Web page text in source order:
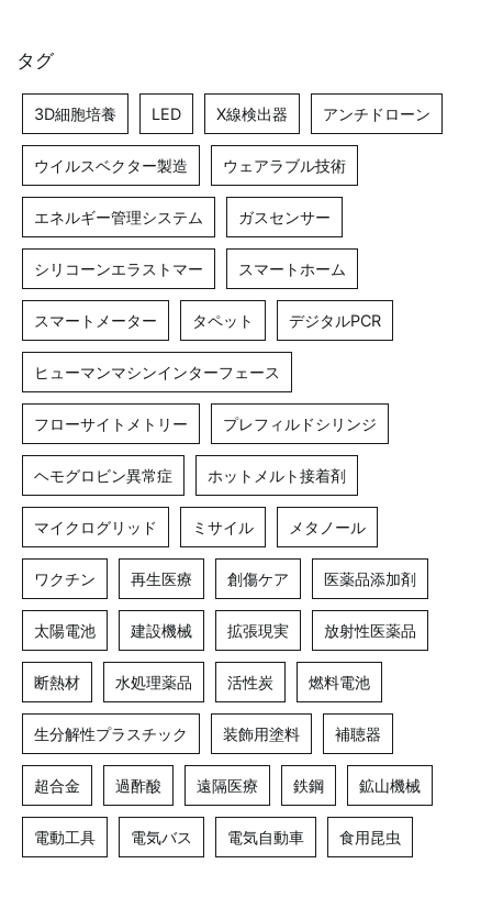
タグ
3D細胞培養 LED X線検出器 アンチドローン
ウイルスベクター製造 ウェアラブル技術
エネルギー管理システム ガスセンサー
シリコーンエラストマー スマートホーム
スマートメーター タペット デジタルPCR
ヒューマンマシンインターフェース
フローサイトメトリー プレフィルドシリンジ
ヘモグロビン異常症 ホットメルト接着剤
マイクログリッド ミサイル メタノール
ワクチン 再生医療 創傷ケア 医薬品添加剤
太陽電池 建設機械 拡張現実 放射性医薬品
断熱材 水処理薬品 活性炭 燃料電池
生分解性プラスチック 装飾用塗料 補聴器
超合金 過酢酸 遠隔医療 鉄鋼 鉱山機械
電動工具 電気バス 電気自動車 食用昆虫